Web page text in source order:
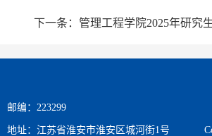
下一条： 管理工程学院2025年研究
邮编：223299
地址：江苏省淮安市淮安区城河街1号